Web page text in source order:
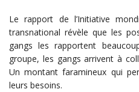
Le rapport de l’Initiative
transnational révèle que les
gangs les rapportent
groupe, les gangs arrivent à
Un montant faramineux qui
leurs besoins.